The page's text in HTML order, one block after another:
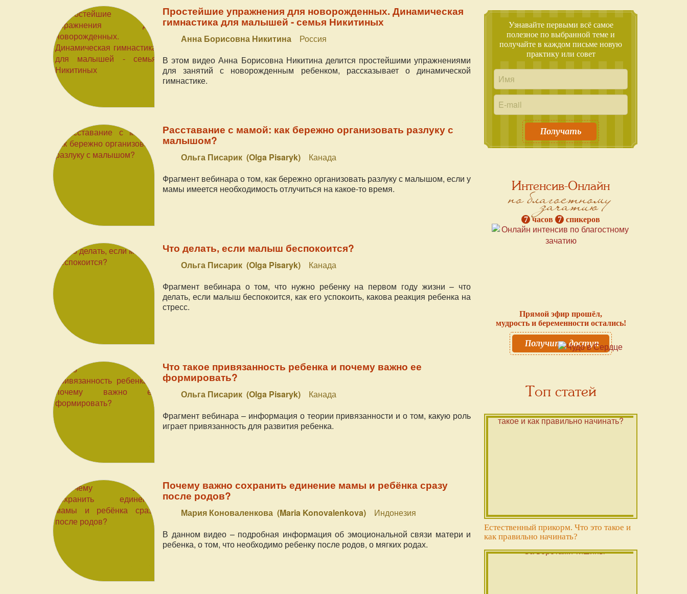
Простейшие упражнения для новорожденных. Динамическая
гимнастика для малышей - семья Никитиных
Анна Борисовна Никитина
Россия
В этом видео Анна Борисовна Никитина делится простейшими упражнениями
для занятий с новорожденным ребенком, рассказывает о динамической
гимнастике.
Расставание с мамой: как бережно организовать разлуку с
малышом?
Ольга Писарик (Olga Pisaryk)
Канада
Фрагмент вебинара о том, как бережно организовать разлуку с малышом, если у
мамы имеется необходимость отлучиться на какое-то время.
Что делать, если малыш беспокоится?
Ольга Писарик (Olga Pisaryk)
Канада
Фрагмент вебинара о том, что нужно ребенку на первом году жизни – что
делать, если малыш беспокоится, как его успокоить, какова реакция ребенка на
стресс.
Что такое привязанность ребенка и почему важно ее
формировать?
Ольга Писарик (Olga Pisaryk)
Канада
Фрагмент вебинара – информация о теории привязанности и о том, какую роль
играет привязанность для развития ребенка.
Почему важно сохранить единение мамы и ребёнка сразу
после родов?
Мария Коноваленкова (Maria Konovalenkova)
Индонезия
В данном видео – подробная информация об эмоциональной связи матери и
ребенка, о том, что необходимо ребенку после родов, о мягких родах.
Узнавайте первыми всё самое
полезное по выбранной теме и
получайте в каждом письме новую
практику или совет
Получать
Интенсив-Онлайн
по благостному
зачатию
7 часов 7 спикеров
Прямой эфир прошёл,
мудрость и беременности остались!
Получить доступ
Топ статей
Естественный прикорм. Что это такое и
как правильно начинать?